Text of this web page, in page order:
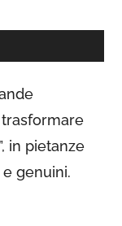
in pietanze
genuini.